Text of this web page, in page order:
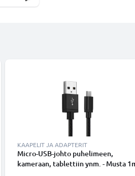
KAAPELIT JA ADAPTERIT
Micro-USB-johto puhelimeen,
kameraan, tablettiin ynm. - Musta